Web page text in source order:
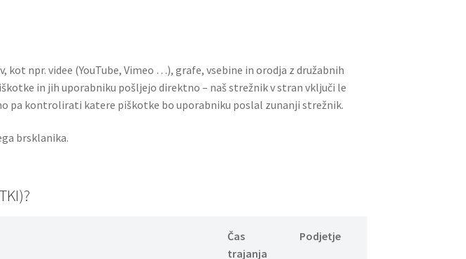
npr. videe (YouTube, Vimeo …), grafe, vsebine in orodja z družabnih
in jih uporabniku pošljejo direktno – naš strežnik v stran vključi le
pa kontrolirati katere piškotke bo uporabniku poslal zunanji strežnik.
brsklanika.
Čas
trajanja
Podjetje